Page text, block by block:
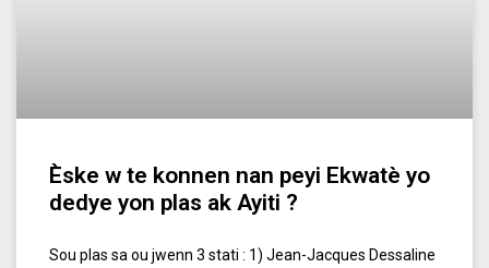
Èske w te konnen nan peyi Ekwatè yo
dedye yon plas ak Ayiti ?
Sou plas sa ou jwenn 3 stati : 1) Jean-Jacques Dessaline